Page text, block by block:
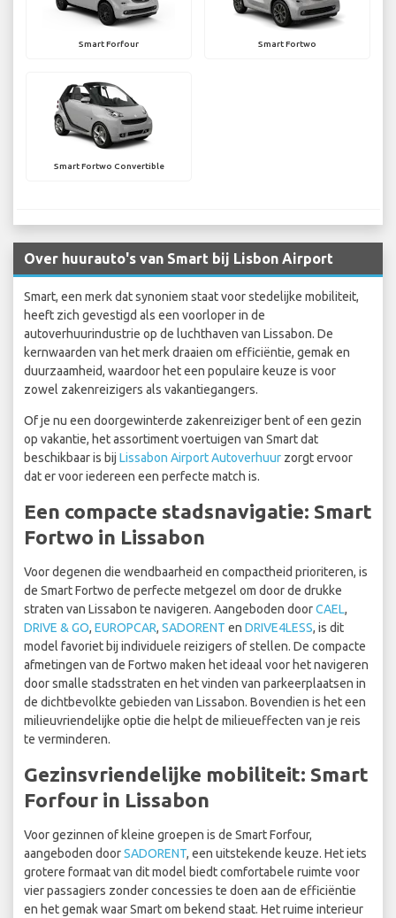
Smart Forfour Smart Fortwo
Smart Fortwo Convertible
Over huurauto's van Smart bij Lisbon Airport
Smart, een merk dat synoniem staat voor stedelijke mobiliteit,
heeft zich gevestigd als een voorloper in de
autoverhuurindustrie op de luchthaven van Lissabon. De
kernwaarden van het merk draaien om efficiëntie, gemak en
duurzaamheid, waardoor het een populaire keuze is voor
zowel zakenreizigers als vakantiegangers.
Of je nu een doorgewinterde zakenreiziger bent of een gezin
op vakantie, het assortiment voertuigen van Smart dat
beschikbaar is bij Lissabon Airport Autoverhuur zorgt ervoor
dat er voor iedereen een perfecte match is.
Een compacte stadsnavigatie: Smart
Fortwo in Lissabon
Voor degenen die wendbaarheid en compactheid prioriteren, is
de Smart Fortwo de perfecte metgezel om door de drukke
straten van Lissabon te navigeren. Aangeboden doorCAEL,
DRIVE & GO, EUROPCAR, SADORENT en DRIVE4LESS, is dit
model favoriet bij individuele reizigers of stellen. De compacte
afmetingen van de Fortwo maken het ideaal voor het navigeren
door smalle stadsstraten en het vinden van parkeerplaatsen in
de dichtbevolkte gebieden van Lissabon. Bovendien is het een
milieuvriendelijke optie die helpt de milieueffecten van je reis
te verminderen.
Gezinsvriendelijke mobiliteit: Smart
Forfour in Lissabon
Voor gezinnen of kleine groepen is de Smart Forfour,
aangeboden doorSADORENT, een uitstekende keuze. Het iets
grotere formaat van dit model biedt comfortabele ruimte voor
vier passagiers zonder concessies te doen aan de efficiëntie
en het gemak waar Smart om bekend staat. Het ruime interieur